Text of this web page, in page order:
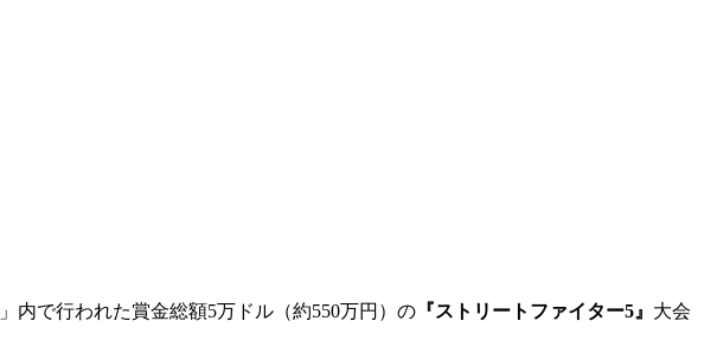
内で行われた賞金総額5万ドル（約550万円）の 『ストリートファイター5』 大会